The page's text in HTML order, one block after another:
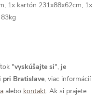
1x kartón 231x88x62cm, 1x
"vyskúšajte si", je
pri Bratislave, viac informácií
alebo kontakt. Ak si prajete